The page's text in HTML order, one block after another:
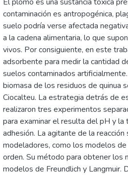
contaminación es antropogénica,
suelo podría verse afectada
a la cadena alimentaria, lo que
vivos. Por consiguiente, en este
adsorbente para medir la cantidad
suelos contaminados
biomasa de los residuos de quinua
Ciocalteu. La estrategia detrás de
realizaron tres experimentos
para examinar el resulta del pH y
adhesión. La agitante de la
modeladores, como los modelos
orden. Su método para obtener los
modelos de Freundlich y Langmuir.